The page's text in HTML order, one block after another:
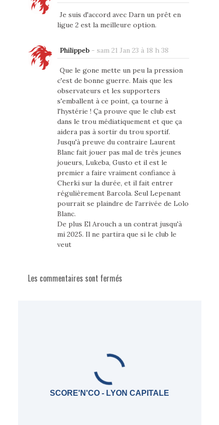
Je suis d'accord avec Darn un prêt en
ligue 2 est la meilleure option.
Philippeb- sam 21 Jan 23 à 18 h 38
Que le gone mette un peu la pression
c'est de bonne guerre. Mais que les
observateurs et les supporters
s'emballent à ce point, ça tourne à
l'hystérie ! Ça prouve que le club est
dans le trou médiatiquement et que ça
aidera pas à sortir du trou sportif.
Jusqu'à preuve du contraire Laurent
Blanc fait jouer pas mal de très jeunes
joueurs, Lukeba, Gusto et il est le
premier a faire vraiment confiance à
Cherki sur la durée, et il fait entrer
régulièrement Barcola. Seul Lepenant
pourrait se plaindre de l'arrivée de Lolo
Blanc.
De plus El Arouch a un contrat jusqu'à
mi 2025. Il ne partira que si le club le
veut
Les commentaires sont fermés
SCORE'N'CO - LYON CAPITALE